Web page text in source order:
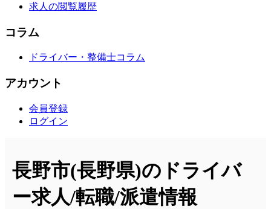
求人の閲覧履歴
コラム
ドライバー・整備士コラム
アカウント
会員登録
ログイン
長野市(長野県)のドライバ
ー求人/転職/派遣情報